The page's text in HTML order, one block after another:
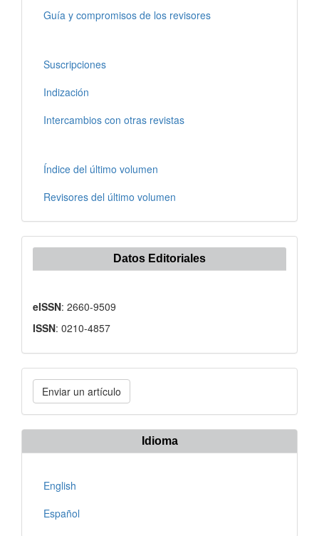
Guía y compromisos de los revisores
Suscripciones
Indización
Intercambios con otras revistas
Índice del último volumen
Revisores del último volumen
Datos Editoriales
eISSN: 2660-9509
ISSN: 0210-4857
Enviar
un
artículo
Enviar un artículo
Idioma
English
Español